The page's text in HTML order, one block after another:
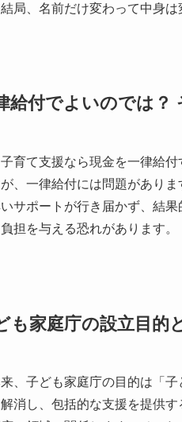
結局、名前だけ変わって中身
給付でよいのでは？
子育て支援なら現金を一律給
、一律給付には問題があり
サポートが行き届かず、結
担を与える恐れがあります。
も家庭庁の設立目的
、子ども家庭庁の目的は「
解消し、包括的な支援を提供